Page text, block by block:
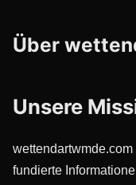
Über
Unsere
fundierte